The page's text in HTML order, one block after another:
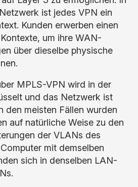
ist jedes VPN ein
Kunden erwerben einen
um ihre WAN-
über dieselbe physische
MPLS-VPN wird in der
und das Netzwerk ist
den meisten Fällen wurden
auf natürliche Weise zu den
der VLANs des
mit demselben
sich in denselben LAN-